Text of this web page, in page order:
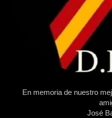
En memoria de nuestro
José